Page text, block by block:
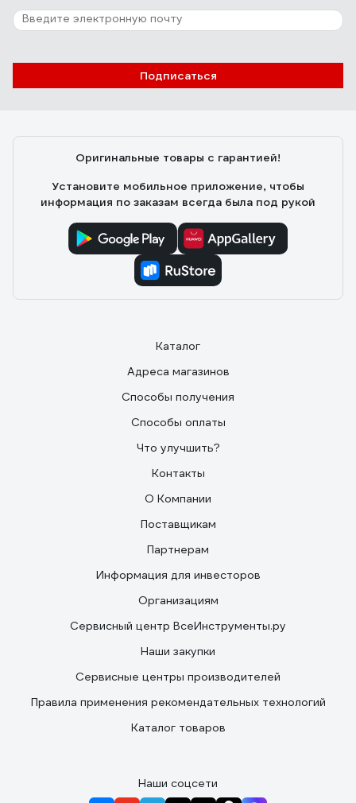
Подписаться
Оригинальные товары с гарантией!
Установите мобильное приложение, чтобы
информация по заказам всегда была под рукой
Каталог
Адреса магазинов
Способы получения
Способы оплаты
Что улучшить?
Контакты
О Компании
Поставщикам
Партнерам
Информация для инвесторов
Организациям
Сервисный центр ВсеИнструменты.ру
Наши закупки
Сервисные центры производителей
Правила применения рекомендательных технологий
Каталог товаров
Наши соцсети